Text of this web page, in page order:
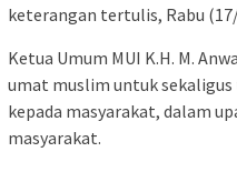
keterangan tertulis, Rabu
Ketua Umum MUI K.H. M.
umat muslim untuk
kepada masyarakat, dalam
masyarakat.